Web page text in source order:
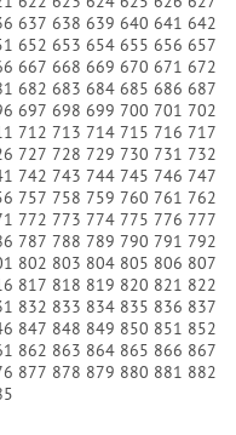
637 638 639 640 641 642
652 653 654 655 656 657
667 668 669 670 671 672
682 683 684 685 686 687
697 698 699 700 701 702
712 713 714 715 716 717
727 728 729 730 731 732
742 743 744 745 746 747
757 758 759 760 761 762
772 773 774 775 776 777
787 788 789 790 791 792
802 803 804 805 806 807
817 818 819 820 821 822
832 833 834 835 836 837
847 848 849 850 851 852
862 863 864 865 866 867
877 878 879 880 881 882